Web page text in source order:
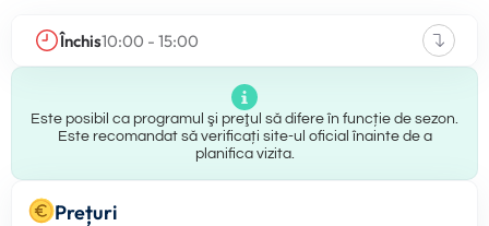
Închis10:00 - 15:00
Este posibil ca programul şi preţul să difere în funcție de sezon.
Este recomandat să verificați site-ul oficial înainte de a
planifica vizita.
Prețuri